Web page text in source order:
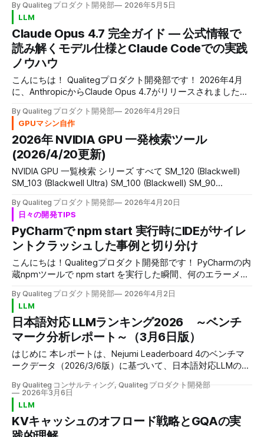
recognized as a name of a cmdlet...」と怒られるときがあ
ります これは Anthropic 公式 GitHub にも報告されている 既
知のバグで、インストーラーが PATH の追加を忘れていま
す。実際にインストール作業をやって詰まったので、最短の
解決手順をまとめます。 環境 * Windows 11 * PowerShell
7.x(コードは PowerShell
By Qualiteg プロダクト開発部 2026年5月5日
LLM
Claude Opus 4.7 完全ガイド — 公式情報で
読み解くモデル仕様とClaude Codeでの実践
ノウハウ
こんにちは！ Qualitegプロダクト開発部です！ 2026年4月
に、AnthropicからClaude Opus 4.7がリリースされました。
話ではありません。命令の解釈の仕方、応答長、ツール呼び
出しの頻度、subagentの起動方針まで、モデルの振る舞い
そのものが変わっています。 それに伴い、4.6までに作り込
んだプロンプトや設定の一部は、外したり再評価したりする
必要があります。本記事では、そうした移行時の落とし穴
と、4.7時代に合わせた運用作法を、できるだけ実践的にま
とめました。 この記事では、まずOpus 4.7で何が変わった
のかを確認し、そのうえでClaude Code CLI版とClaude
Code Web版でどう使いこなすべきかを見ていきます。 (通
常のclaude.aiチャットUIは対象外です。) なお、けっこう長
めの記事になっているので、 頭から通読していただく必要
はありません。 下の目次から、気になるところや今すぐ困
っているところだけ拾い読みしていただいて大丈夫です。
たとえば「とりあえず4.
By Qualiteg プロダクト開発部 2026年4月29日
GPUマシン自作
2026年 NVIDIA GPU 一発検索ツール
(2026/4/20更新)
NVIDIA GPU 一覧検索 シリーズ すべて SM_120 (Blackwell)
SM_103 (Blackwell Ultra) SM_100 (Blackwell) SM_90
SM_75 (Turing) SM_70/SM_72 (Volta) SM_60/SM_61/SM_62
(Pascal) SM_50/SM_52/SM_53 (Maxwell) SM_
By Qualiteg プロダクト開発部 2026年4月20日
日々の開発TIPS
PyCharmで npm start 実行時にIDEがサイレ
ントクラッシュした事例と切り分け
こんにちは！Qualitegプロダクト開発部です！ PyCharmの内
蔵npmツールで npm start を実行した瞬間、何のエラーメッ
落ちる。ログを見ても手がかりがない——。 今回はこの
「サイレントクラッシュ」に遭遇し、原因の絞り込みから回
避策の確立まで至った過程を書き残しておきます。同じ現象
で困っている方の参考になれば幸いです。 環境 項目 内容
OS Windows 10/11 PyCharm 2026.1（2023.1.6時代から連綿
とUpdateをした状態） Python 3.11.4（venv使用） Node.js
v25.2.1 プロジェクト Python + Node.js 混合構成 上記のとお
り、PyCharmは執筆時点の最新版(2026.1)となります。 確認
できたこと・推測していること まず最初に、
By Qualiteg プロダクト開発部 2026年4月2日
LLM
日本語対応 LLMランキング2026 ～ベンチ
マーク分析レポート～（3月6日版）
はじめに 本レポートは、Nejumi Leaderboard 4のベンチマ
ークデータ（2026/3/6版）に基づいて、日本語対応LLMの性
析レポート を公開しましたが、約3か月でまたもや大きな変
動がありました！ （定期的に最新LLMランキングを更新して
まいります。当社のX(旧Twitter)をフォローいただくことで
更新情報を受け取り可能です） Nejumi Leaderboard 4は、
By Qualiteg コンサルティング, Qualiteg プロダクト開発部
2026年3月6日
LLM
KVキャッシュのオフロード戦略とGQAの実